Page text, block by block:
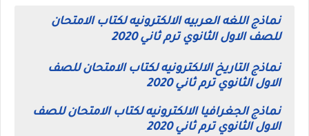
نماذج اللغه العربيه الالكترونيه لكتاب الامتحان
للصف الاول الثانوي ترم ثاني 2020
نماذج التاريخ الالكترونيه لكتاب الامتحان للصف
الاول الثانوي ترم ثاني 2020
نماذج الجغرافيا الالكترونيه لكتاب الامتحان للصف
الاول الثانوي ترم ثاني 2020